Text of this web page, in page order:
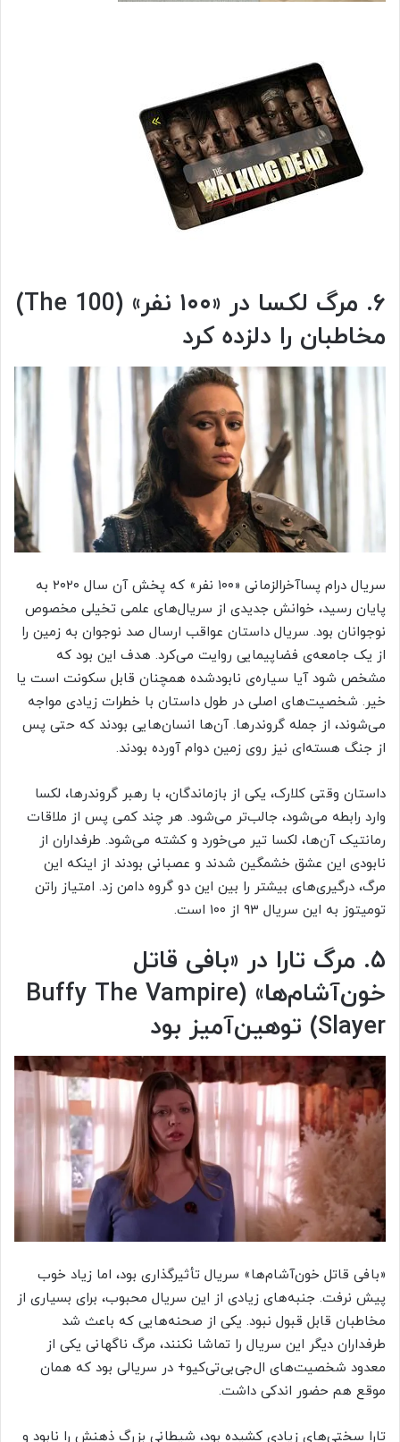
۶. مرگ لکسا در «۱۰۰ نفر» (The 100)
مخاطبان را دلزده کرد
سریال درام پساآخرالزمانی «۱۰۰ نفر» که پخش آن سال ۲۰۲۰ به
پایان رسید، خوانش جدیدی از سریال‌های علمی تخیلی مخصوص
نوجوانان بود. سریال داستان عواقب ارسال صد نوجوان به زمین را
از یک جامعه‌ی فضاپیمایی روایت می‌کرد. هدف این بود که
مشخص شود آیا سیاره‌ی نابودشده همچنان قابل سکونت است یا
خیر. شخصیت‌های اصلی در طول داستان با خطرات زیادی مواجه
می‌شوند، از جمله گروندرها. آن‌ها انسان‌هایی بودند که حتی پس
از جنگ هسته‌ای نیز روی زمین دوام آورده بودند.
داستان وقتی کلارک، یکی از بازماندگان، با رهبر گروندرها، لکسا
وارد رابطه می‌شود، جالب‌تر می‌شود. هر چند کمی پس از ملاقات
رمانتیک آن‌ها، لکسا تیر می‌خورد و کشته می‌شود. طرفداران از
نابودی این عشق خشمگین شدند و عصبانی بودند از اینکه این
مرگ، درگیری‌های بیشتر را بین این دو گروه دامن زد. امتیاز راتن
تومیتوز به این سریال ۹۳ از ۱۰۰ است.
۵. مرگ تارا در «بافی قاتل
خون‌آشام‌ها» (Buffy The Vampire
Slayer) توهین‌آمیز بود
«بافی قاتل خون‌آشام‌ها» سریال تأثیرگذاری بود، اما زیاد خوب
پیش نرفت. جنبه‌های زیادی از این سریال محبوب، برای بسیاری از
مخاطبان قابل قبول نبود. یکی از صحنه‌هایی که باعث شد
طرفداران دیگر این سریال را تماشا نکنند، مرگ ناگهانی یکی از
معدود شخصیت‌های ال‌جی‌بی‌تی‌کیو+ در سریالی بود که همان
موقع هم حضور اندکی داشت.
تارا سختی‌های زیادی کشیده بود، شیطانی بزرگ ذهنش را نابود و